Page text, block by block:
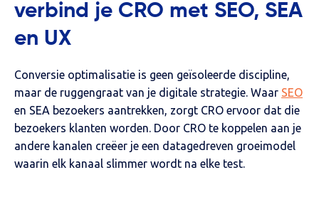
verbind je CRO met SEO, SEA
en UX
Conversie optimalisatie is geen geïsoleerde discipline,
maar de ruggengraat van je digitale strategie. Waar SEO
en SEA bezoekers aantrekken, zorgt CRO ervoor dat die
bezoekers klanten worden. Door CRO te koppelen aan je
andere kanalen creëer je een datagedreven groeimodel
waarin elk kanaal slimmer wordt na elke test.